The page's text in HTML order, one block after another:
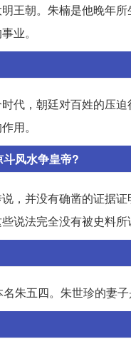
王朝。朱楠是他晚年
业。
代，朝廷对百姓的压
用。
风水争皇帝?
，并没有确凿的证据
说法完全没有被史料所
朱五四。朱世珍的妻